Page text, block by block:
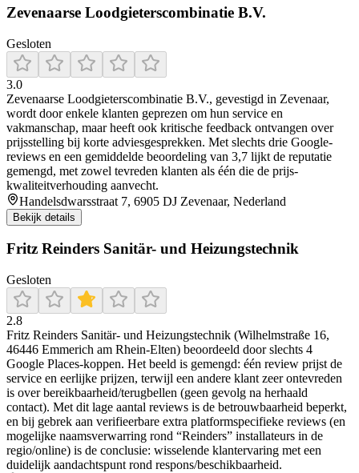
Zevenaarse Loodgieterscombinatie B.V.
Gesloten
3.0
Zevenaarse Loodgieterscombinatie B.V., gevestigd in Zevenaar,
wordt door enkele klanten geprezen om hun service en
vakmanschap, maar heeft ook kritische feedback ontvangen over
prijsstelling bij korte adviesgesprekken. Met slechts drie Google-
reviews en een gemiddelde beoordeling van 3,7 lijkt de reputatie
gemengd, met zowel tevreden klanten als één die de prijs-
kwaliteitverhouding aanvecht.
Handelsdwarsstraat 7, 6905 DJ Zevenaar, Nederland
Bekijk details
Fritz Reinders Sanitär- und Heizungstechnik
Gesloten
2.8
Fritz Reinders Sanitär- und Heizungstechnik (Wilhelmstraße 16,
46446 Emmerich am Rhein-Elten) beoordeeld door slechts 4
Google Places-koppen. Het beeld is gemengd: één review prijst de
service en eerlijke prijzen, terwijl een andere klant zeer ontevreden
is over bereikbaarheid/terugbellen (geen gevolg na herhaald
contact). Met dit lage aantal reviews is de betrouwbaarheid beperkt,
en bij gebrek aan verifieerbare extra platformspecifieke reviews (en
mogelijke naamsverwarring rond “Reinders” installateurs in de
regio/online) is de conclusie: wisselende klantervaring met een
duidelijk aandachtspunt rond respons/beschikbaarheid.